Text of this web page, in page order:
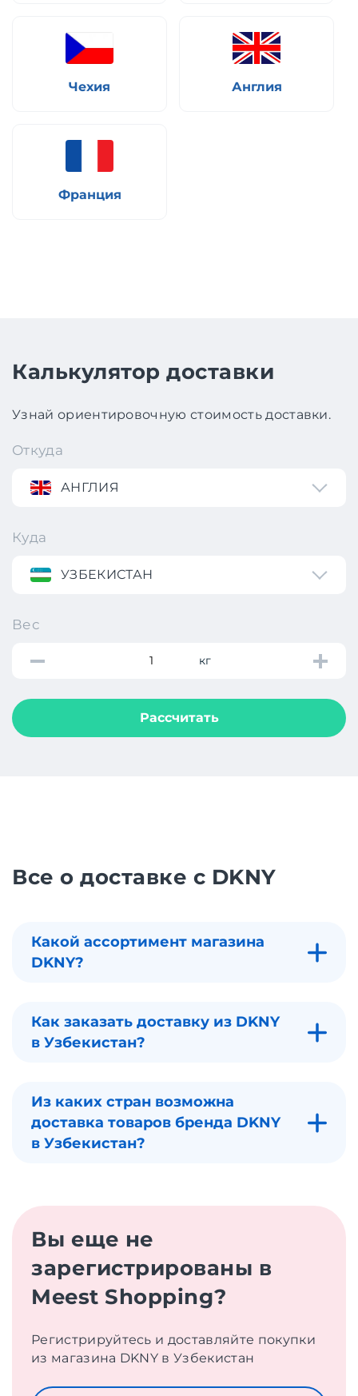
Чехия Англия
Франция
Калькулятор доставки
Узнай ориентировочную стоимость доставки.
Откуда
АНГЛИЯ
Куда
УЗБЕКИСТАН
Вес
кг
Рассчитать
Все о доставке с DKNY
Какой ассортимент магазина
DKNY?
Как заказать доставку из DKNY
в Узбекистан?
Из каких стран возможна
доставка товаров бренда DKNY
в Узбекистан?
Вы еще не
зарегистрированы в
Meest Shopping?
Регистрируйтесь и доставляйте покупки
из магазина DKNY в Узбекистан